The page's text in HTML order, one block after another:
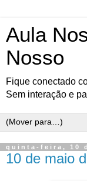
Aula
Nosso
Fique conectado
Sem interação e
quinta-feira, 10
10 de maio